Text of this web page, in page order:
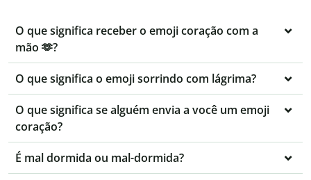
O que significa receber o emoji coração com a
mão 🫶?
O que significa o emoji sorrindo com lágrima?
O que significa se alguém envia a você um emoji
coração?
É mal dormida ou mal-dormida?